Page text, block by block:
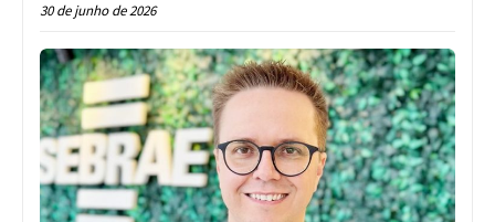
30 de junho de 2026